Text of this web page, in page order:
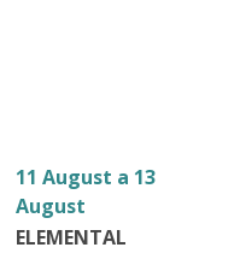
11 August a 13
August
ELEMENTAL